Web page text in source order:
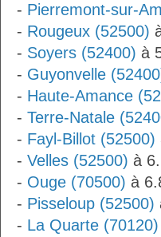
- Pierremont-sur-
- Rougeux (52500)
- Soyers (52400) à
- Guyonvelle
- Haute-Amance
- Terre-Natale
- Fayl-Billot (52500)
- Velles (52500) à
- Ouge (70500) à
- Pisseloup (52500)
- La Quarte (70120)